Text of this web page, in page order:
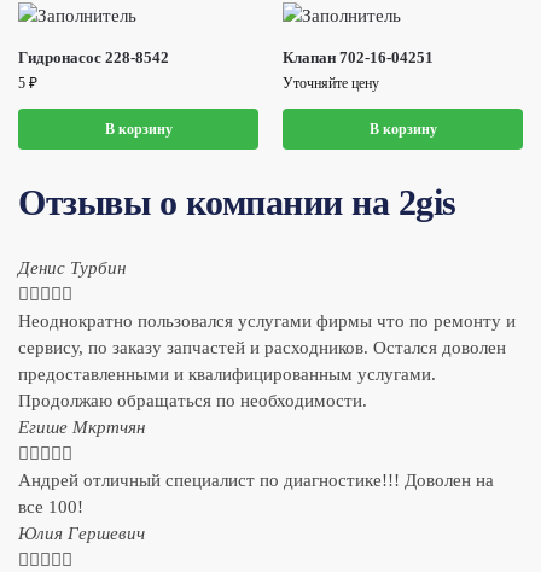
Гидронасос 228-8542
5 ₽
В корзину
Клапан 702-16-04251
Уточняйте цену
В корзину
Отзывы о компании на 2gis
Денис Турбин
    
Неоднократно пользовался услугами фирмы что по ремонту и
сервису, по заказу запчастей и расходников. Остался доволен
предоставленными и квалифицированным услугами.
Продолжаю обращаться по необходимости.
​Егише Мкртчян
    
Андрей отличный специалист по диагностике!!! Доволен на
все 100!
​Юлия Гершевич
    